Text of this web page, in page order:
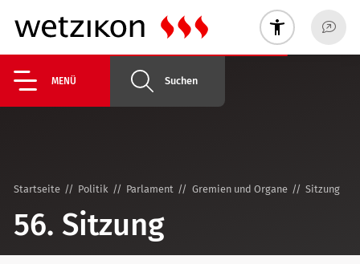
MENÜ Suchen
Startseite Politik Parlament Gremien und Organe Sitzung
56. Sitzung